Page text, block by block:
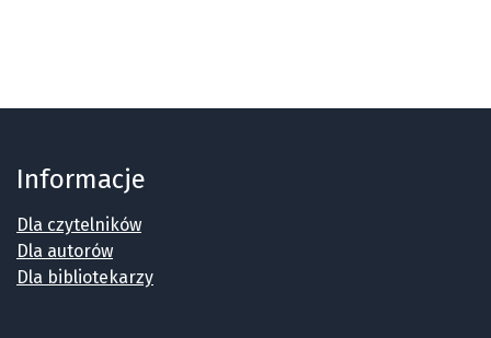
Informacje
Dla czytelników
Dla autorów
Dla bibliotekarzy